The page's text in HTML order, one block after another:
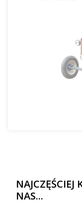
NAS...